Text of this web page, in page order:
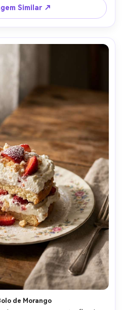
textura ultra-
brilho --ar 4:5
Similar ↗
de Morango